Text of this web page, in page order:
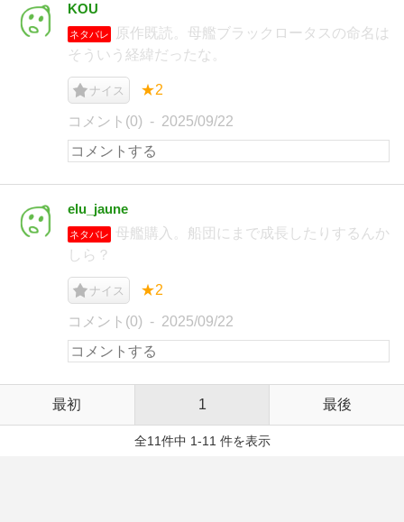
KOU
ネタバレ
原作既読。母艦ブラックロータスの命名は
そういう経緯だったな。
ナイス ★2
コメント(0) 2025/09/22
elu_jaune
ネタバレ
母艦購入。船団にまで成長したりするんか
しら？
ナイス ★2
コメント(0) 2025/09/22
最初 1 最後
全11件中 1-11 件を表示